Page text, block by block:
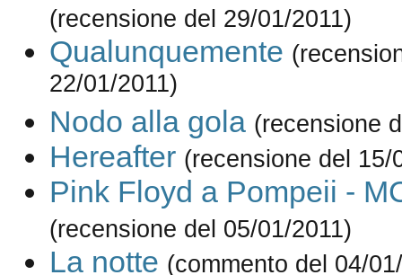
(recensione del 29/01/2011)
Qualunquemente
22/01/2011)
Nodo alla gola (recensione
Hereafter (recensione del 15/
Pink Floyd a Pompeii -
(recensione del 05/01/2011)
La notte (commento del 04/